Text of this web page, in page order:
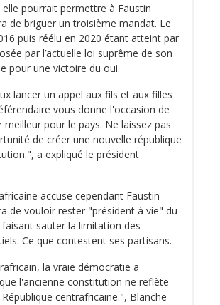
elle pourrait permettre à Faustin
de briguer un troisième mandat. Le
puis réélu en 2020 étant atteint par
par l’actuelle loi suprême de son
pour une victoire du oui.
lancer un appel aux fils et aux filles
vous donne l'occasion de
meilleur pour le pays. Ne laissez pas
de créer une nouvelle république
a expliqué le président
accuse cependant Faustin
de vouloir rester "président à vie" du
sauter la limitation des
Ce que contestent ses partisans.
la vraie démocratie a
l'ancienne constitution ne reflète
centrafricaine.", Blanche